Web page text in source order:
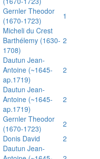
Gernler Theodor
(1670-1723)
1
Micheli du Crest
Barthélemy (1630-
1708)
2
Dautun Jean-
Antoine (~1645-
ap.1719)
2
Dautun Jean-
Antoine (~1645-
ap.1719)
2
Gernler Theodor
(1670-1723)
2
Donis David
2
Dautun Jean-